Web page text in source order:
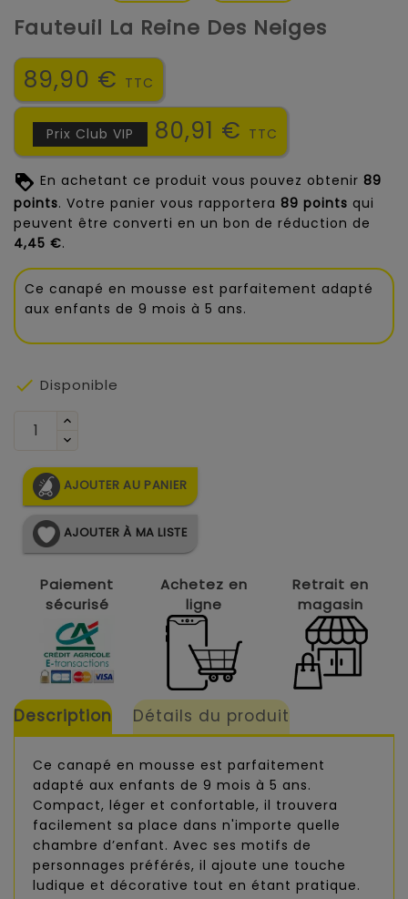
Fauteuil La Reine Des Neiges
89,90 € TTC
Prix Club VIP 80,91 € TTC
En achetant ce produit vous pouvez obtenir 89
points. Votre panier vous rapportera 89 points qui
peuvent être converti en un bon de réduction de
4,45 €.
Ce canapé en mousse est parfaitement adapté
aux enfants de 9 mois à 5 ans.
 Disponible
AJOUTER AU PANIER
AJOUTER À MA LISTE
Paiement
sécurisé
Achetez en
ligne
Retrait en
magasin
Description Détails du produit
Ce canapé en mousse est parfaitement
adapté aux enfants de 9 mois à 5 ans.
Compact, léger et confortable, il trouvera
facilement sa place dans n'importe quelle
chambre d’enfant. Avec ses motifs de
personnages préférés, il ajoute une touche
ludique et décorative tout en étant pratique.